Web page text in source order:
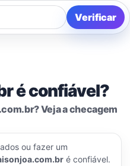
Verificar
é confiável?
Veja a checagem
ou fazer um
é confiável.